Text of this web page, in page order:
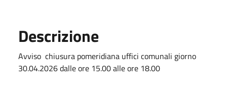
Descrizione
Avviso chiusura pomeridiana uffici comunali giorno
30.04.2026 dalle ore 15.00 alle ore 18.00